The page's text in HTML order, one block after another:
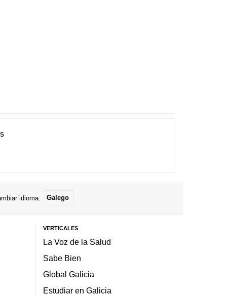
idioma: Galego
VERTICALES
La Voz de la Salud
Sabe Bien
Global Galicia
Estudiar en Galicia